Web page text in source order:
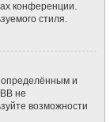
конференции.
стиля.
и
не
возможности